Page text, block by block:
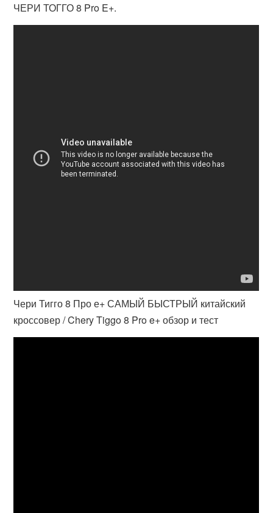
ЧЕРИ ТОГГО 8 Pro E+.
Чери Тигго 8 Про е+ САМЫЙ БЫСТРЫЙ китайский
кроссовер / Chery Tiggo 8 Pro e+ обзор и тест